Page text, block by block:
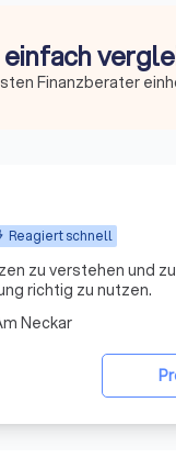
Finanzberater
Reagiert schnell
zu verstehen und
richtig zu nutzen.
Neckar